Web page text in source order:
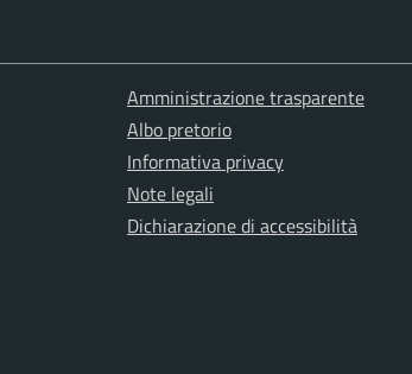
Amministrazione trasparente
Albo pretorio
Informativa privacy
Note legali
Dichiarazione di accessibilità